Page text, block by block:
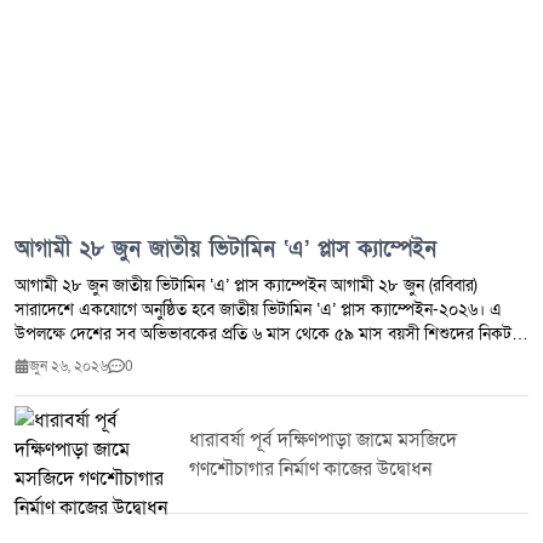
আগামী ২৮ জুন জাতীয় ভিটামিন ‘এ’ প্লাস ক্যাম্পেইন
আগামী ২৮ জুন জাতীয় ভিটামিন ‘এ’ প্লাস ক্যাম্পেইন আগামী ২৮ জুন (রবিবার)
সারাদেশে একযোগে অনুষ্ঠিত হবে জাতীয় ভিটামিন ‘এ’ প্লাস ক্যাম্পেইন-২০২৬। এ
উপলক্ষে দেশের সব অভিভাবকের প্রতি ৬ মাস থেকে ৫৯ মাস বয়সী শিশুদের নিকটস্থ
ক্যাম্পেইন কেন্দ্রে নিয়ে গিয়ে ভিটামিন ‘এ’ ক্যাপসুল খাওয়ানোর আহ্বান জানিয়েছে
স্বাস্থ্য কর্তৃপক্ষ।ক্যাম্পেইন উপলক্ষে সকাল ৮টা থেকে বিকেল ৪টা পর্যন্ত নির্ধারিত
কেন্দ্রে শিশুদের বয়স অনুযায়ী ভিটামিন ‘এ’ ক্যাপসুল খাওয়ানো হবে।জনস্বাস্থ্য
বিশেষজ্ঞরা জানান, ভিটামিন ‘এ’ শিশুর স্বাভাবিক শারীরিক বৃদ্ধি ও বিকাশ, দৃষ্টিশক্তি
সুরক্ষা এবং রোগ প্রতিরোধ ক্ষমতা বৃদ্ধিতে গুরুত্বপূর্ণ ভূমিকা পালন করে। নিয়মিত
ভিটামিন ‘এ’ গ্রহণ শিশুকে বিভিন্ন সংক্রমণজনিত রোগের ঝুঁকি কমাতেও সহায়তা করে।
স্বাস্থ্য বিভাগ জানিয়েছে,৬ মাস থেকে ৫৯ মাস বয়সী কোনো শিশুই যেন এই কার্যক্রমের
জুন ২৬, ২০২৬ 0
ধারাবর্ষা পূর্ব দক্ষিণপাড়া জামে মসজিদে
গণশৌচাগার নির্মাণ কাজের উদ্বোধন